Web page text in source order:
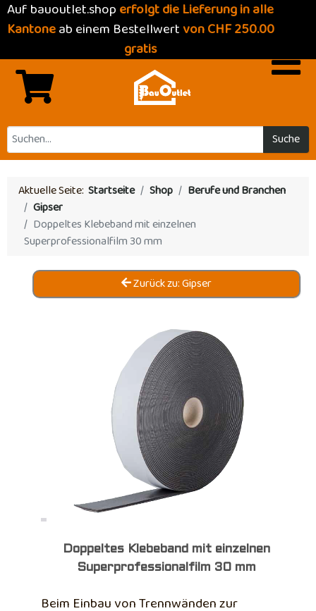
Auf bauoutlet.shoperfolgt die Lieferung in alle
Kantoneab einem Bestellwertvon CHF 250.00
gratis
Suche
Aktuelle Seite: Startseite Shop
Berufe und Branchen
Gipser
Doppeltes Klebeband mit einzelnen
Superprofessionalfilm 30 mm
Zurück zu: Gipser
Doppeltes Klebeband mit einzelnen
Superprofessionalfilm 30 mm
Beim Einbau von Trennwänden zur